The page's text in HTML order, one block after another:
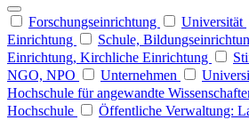
Forschungseinrichtung Universität
Einrichtung
Schule,
Einrichtung, Kirchliche Einrichtung
NGO, NPO
Unternehmen
Hochschule für angewandte
Hochschule
Öffentliche Verwaltung: